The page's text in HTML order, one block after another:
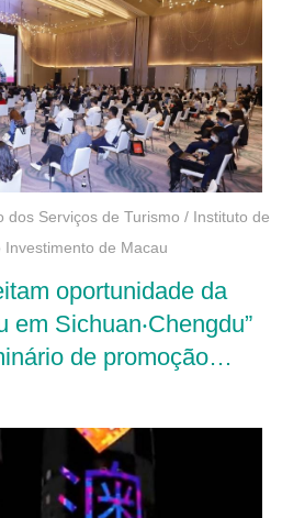
dos Serviços de Turismo / Instituto de
de Macau
oportunidade da
em Sichuan‧Chengdu”
de promoção